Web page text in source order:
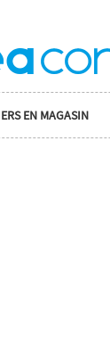
EN MAGASIN